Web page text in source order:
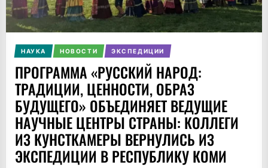
НАУКА НОВОСТИ ЭКСПЕДИЦИИ
ПРОГРАММА «РУССКИЙ НАРОД:
ТРАДИЦИИ, ЦЕННОСТИ, ОБРАЗ
БУДУЩЕГО» ОБЪЕДИНЯЕТ ВЕДУЩИЕ
НАУЧНЫЕ ЦЕНТРЫ СТРАНЫ: КОЛЛЕГИ
ИЗ КУНСТКАМЕРЫ ВЕРНУЛИСЬ ИЗ
ЭКСПЕДИЦИИ В РЕСПУБЛИКУ КОМИ